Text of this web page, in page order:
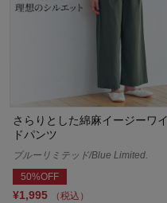
さらりとした綿麻イージーワイ
ドパンツ
ブルーリミテッド/Blue Limited.
50%OFF
¥1,995
（税込）